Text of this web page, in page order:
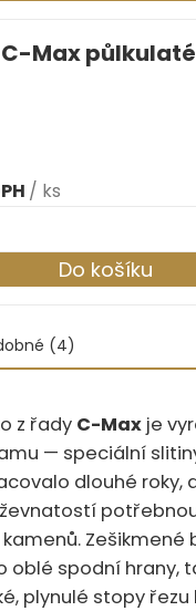
C-Max
/ ks
Do košíku
(4)
z řady C-Max je
— speciální
dlouhé roky,
Zešikmené
oblé spodní hrany,
plynulé stopy řezu